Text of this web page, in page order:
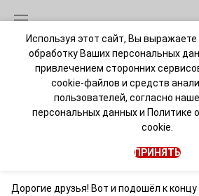
C Новым Годом!
31 декабря 2016 • 1 мин. чтения
Дорогие друзья! Вот и подошёл к
Используя этот сайт, Вы выражаете
обработку Ваших персональных
привлечением сторонних
cookie-файлов и средств
пользователей, согласно
персональных данныхи Политике
cookie.
ПРИНЯТЬ